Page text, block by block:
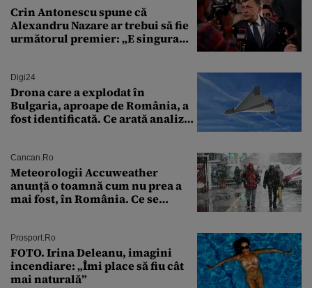
Crin Antonescu spune că
Alexandru Nazare ar trebui să fie
următorul premier: „E singura
Digi24
Drona care a explodat în
Bulgaria, aproape de România, a
fost identificată. Ce arată analiza
Cancan.ro
Meteorologii Accuweather
anunță o toamnă cum nu prea a
mai fost, în România. Ce se
București. Pe ce dată ninge
Prosport.ro
FOTO. Irina Deleanu, imagini
incendiare: „Îmi place să fiu cât
mai naturală”